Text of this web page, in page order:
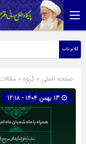
کلام ناب
صفحه اصلی » گروه » مقالات